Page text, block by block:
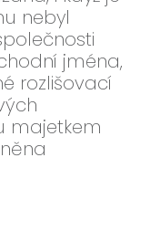
nebyl
jména,
rozlišovací
majetkem